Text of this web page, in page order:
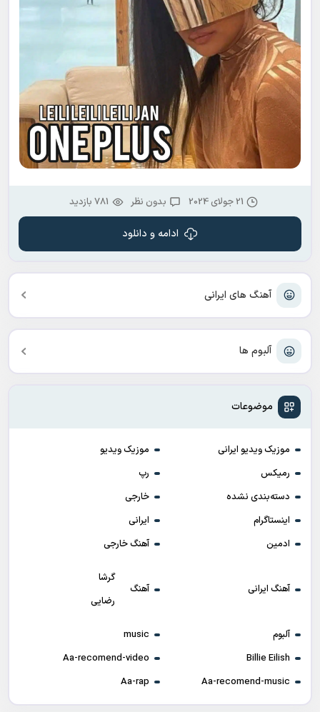
آهنگ های ایرانی
آلبوم ها
موضوعات
موزیک ویدیو ایرانی
موزیک ویدیو
رمیکس
رپ
دسته‌بندی نشده
خارجی
اینستاگرام
ایرانی
ادمین
آهنگ خارجی
آهنگ ایرانی آهنگ
گرشا
رضایی
آلبوم
music
Billie Eilish
Aa-recomend-video
Aa-recomend-music
Aa-rap
21 جولای 2024 بدون نظر 781 بازدید
ادامه و دانلود